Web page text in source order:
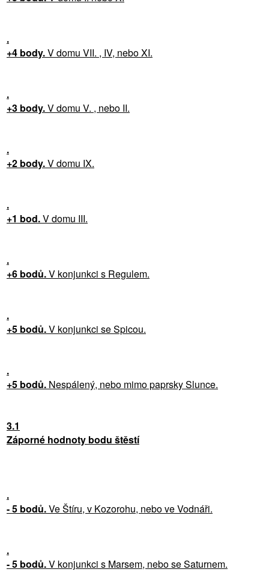
.
+4 body.V domu VII. , IV, nebo XI.
.
+3 body.V domu V. , nebo II.
.
+2 body.V domu IX.
.
+1 bod.V domu III.
.
+6 bodů.V konjunkci s Regulem.
.
+5 bodů.V konjunkci se Spicou.
.
+5 bodů. Nespálený, nebo mimo paprsky Slunce.
3.1
Záporné hodnoty bodu štěstí
.
- 5 bodů.Ve Štíru, v Kozorohu, nebo ve Vodnáři.
.
- 5 bodů.V konjunkci s Marsem, nebo se Saturnem.